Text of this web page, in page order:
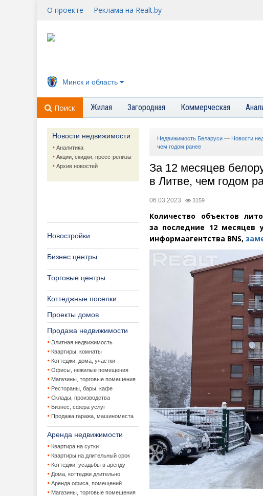
О проекте Реклама на Realt.by
Минск и область
Поиск Жилая Загородная Коммерческая
Новости недвижимости
Аналитика
Акции, скидки, пресс-релизы
Архив новостей
Новостройки
Бизнес центры
Торговые центры
Коттеджные поселки
Проекты домов
Продажа недвижимости
Элитная недвижимость
Квартиры, комнаты
Коттеджи, дома, участки
Офисы, нежилые помещения
Магазины, торговые помещения
Рестораны, бары, кафе
Склады, производства
Бизнес, сфера услуг
Продажа гаража, машиноместа
Аренда недвижимости
Квартира на сутки
Квартиры на длительный срок
Коттеджи, усадьбы в аренду
Дома, коттеджи длительно
Аренда офиса, помещений
Магазины, торговые помещения
Недвижимость Беларуси — Новости
чем годом ранее
За 12 месяцев
в Литве, чем годом
06.03.2023 3159
Количество объектов
за последние 12 месяцев
информаагентства BNS,